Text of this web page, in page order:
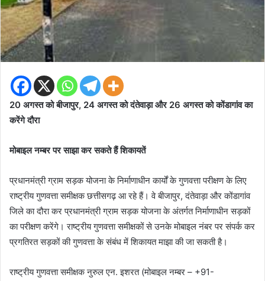
20 अगस्त को बीजापुर, 24 अगस्त को दंतेवाड़ा और 26 अगस्त को कोंडागांव का
करेंगे दौरा
मोबाइल नम्बर पर साझा कर सकते हैं शिकायतें
प्रधानमंत्री ग्राम सड़क योजना के निर्माणाधीन कार्यों के गुणवत्ता परीक्षण के लिए
राष्ट्रीय गुणवत्ता समीक्षक छत्तीसगढ़ आ रहे हैं। वे बीजापुर, दंतेवाड़ा और कोंडागांव
जिले का दौरा कर प्रधानमंत्री ग्राम सड़क योजना के अंतर्गत निर्माणाधीन सड़कों
का परीक्षण करेंगे। राष्ट्रीय गुणवत्ता समीक्षकों से उनके मोबाइल नंबर पर संपर्क कर
प्रगतिरत सड़कों की गुणवत्ता के संबंध में शिकायत माझा की जा सकती है।
राष्ट्रीय गुणवत्ता समीक्षक नुरुल एन. इशरत (मोबाइल नम्बर – +91-